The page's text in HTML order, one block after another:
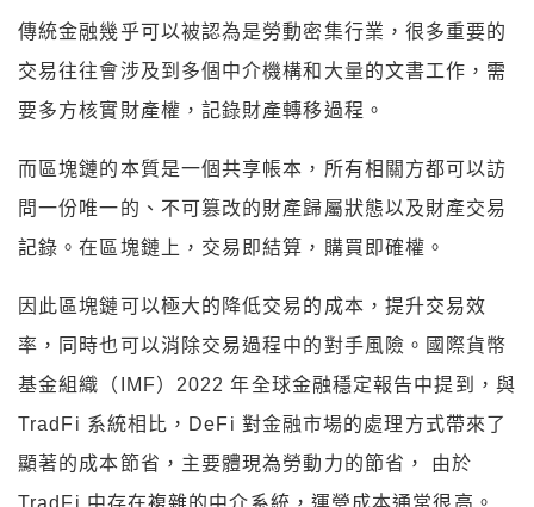
傳統金融幾乎可以被認為是勞動密集行業，很多重要的
交易往往會涉及到多個中介機構和大量的文書工作，需
要多方核實財產權，記錄財產轉移過程。
而區塊鏈的本質是一個共享帳本，所有相關方都可以訪
問一份唯一的、不可篡改的財產歸屬狀態以及財產交易
記錄。在區塊鏈上，交易即結算，購買即確權。
因此區塊鏈可以極大的降低交易的成本，提升交易效
率，同時也可以消除交易過程中的對手風險。國際貨幣
基金組織（IMF）2022 年全球金融穩定報告中提到，與
TradFi 系統相比，DeFi 對金融市場的處理方式帶來了
顯著的成本節省，主要體現為勞動力的節省， 由於
TradFi 中存在複雜的中介系統，運營成本通常很高。